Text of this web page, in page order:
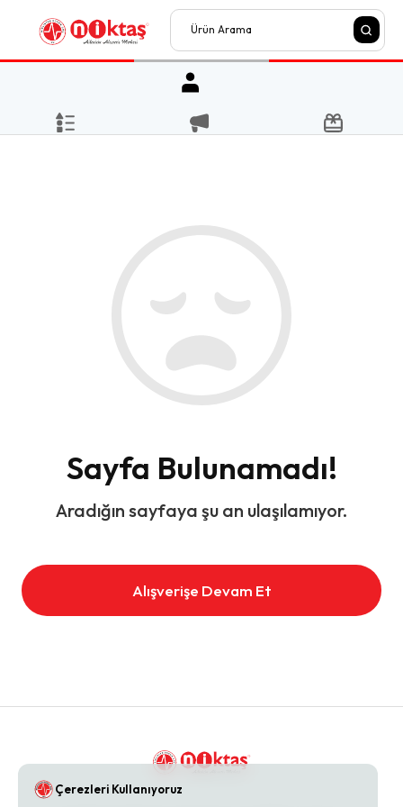
Sayfa Bulunamadı!
Aradığın sayfaya şu an ulaşılamıyor.
Alışverişe Devam Et
Çerezleri Kullanıyoruz